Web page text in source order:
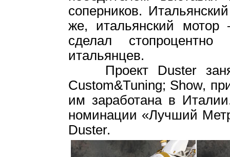
соперников.
же, итальянский
сделал
итальянцев.
Проект Duster
Custom&Tuning; Show,
им заработана в
номинации «Лучший
Duster.